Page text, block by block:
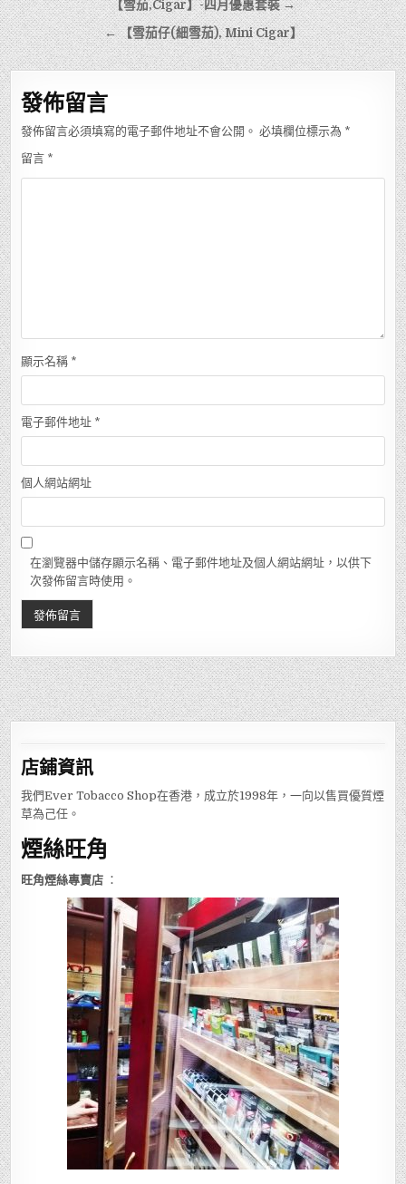
文
章
導
覽
【雪茄,Cigar】-四月優惠套裝 →
← 【雪茄仔(細雪茄), Mini Cigar】
發佈留言
發佈留言必須填寫的電子郵件地址不會公開。 必填欄位標示為 *
留言 *
顯示名稱 *
電子郵件地址 *
個人網站網址
在瀏覽器中儲存顯示名稱、電子郵件地址及個人網站網址，以供下
次發佈留言時使用。
店鋪資訊
我們Ever Tobacco Shop在香港，成立於1998年，一向以售買優質煙
草為己任。
煙絲旺角
旺角煙絲專賣店 ：